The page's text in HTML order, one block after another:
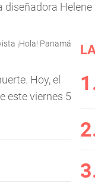
Helene
¡Hola! Panamá
Hoy, el
este viernes 5